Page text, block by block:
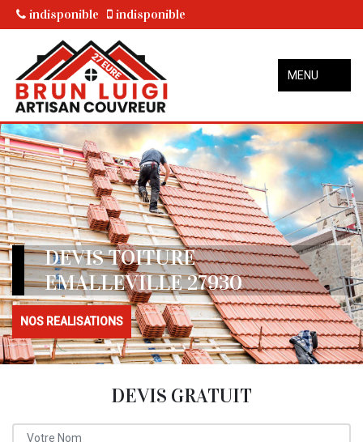
indisponible indisponible
MENU
DEVIS TOITURE
EMALLEVILLE 27930
NOS REALISATIONS
DEVIS GRATUIT